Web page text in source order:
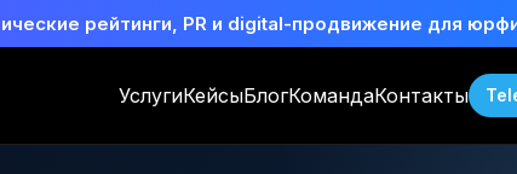
рейтинги, PR и digital-продвижение для
УслугиКейсыБлогКомандаКонтакты